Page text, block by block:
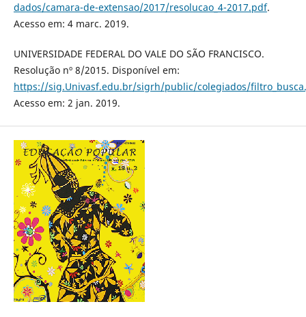
dados/camara-de-extensao/2017/resolucao_4-2017.pdf.
Acesso em: 4 marc. 2019.
UNIVERSIDADE FEDERAL DO VALE DO SÃO FRANCISCO.
Resolução nº 8/2015. Disponível em:
https://sig.Univasf.edu.br/sigrh/public/colegiados/
Acesso em: 2 jan. 2019.